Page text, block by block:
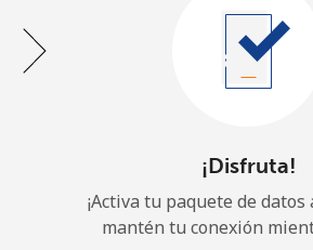
¡Disfruta!
¡Activa tu paquete de
mantén tu conexión